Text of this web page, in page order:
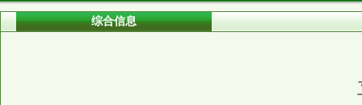
综合信息